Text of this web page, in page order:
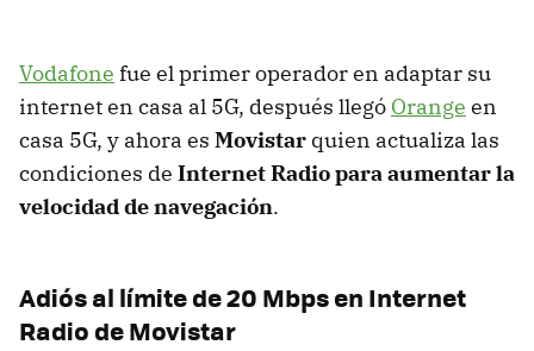
Vodafone fue el primer operador en adaptar su
internet en casa al 5G, después llegó Orange en
casa 5G, y ahora es Movistar quien actualiza las
condiciones de Internet Radio para aumentar la
velocidad de navegación.
Adiós al límite de 20 Mbps en Internet
Radio de Movistar